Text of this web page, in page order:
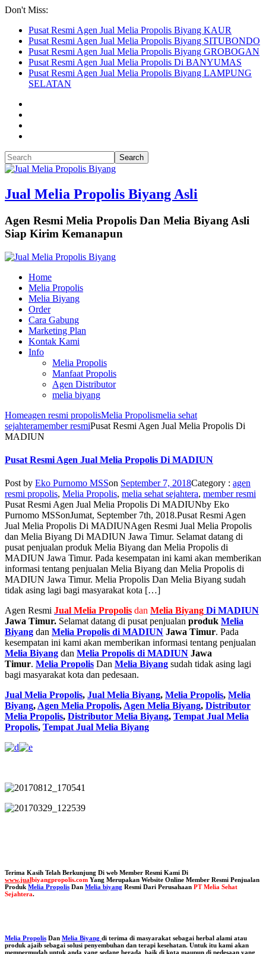
Don't Miss:
Pusat Resmi Agen Jual Melia Propolis Biyang KAUR
Pusat Resmi Agen Jual Melia Propolis Biyang SITUBONDO
Pusat Resmi Agen Jual Melia Propolis Biyang GROBOGAN
Pusat Resmi Agen Jual Melia Propolis Di BANYUMAS
Pusat Resmi Agen Jual Melia Propolis Biyang LAMPUNG
SELATAN
Jual Melia Propolis Biyang Asli
Agen Resmi Melia Propolis Dan Melia Biyang Asli
Siap Kirim Kemanapun
Home
Melia Propolis
Melia Biyang
Order
Cara Gabung
Marketing Plan
Kontak Kami
Info
Melia Propolis
Manfaat Propolis
Agen Distributor
melia biyang
Homeagen resmi propolisMelia Propolismelia sehat
sejahteramember resmiPusat Resmi Agen Jual Melia Propolis Di
MADIUN
Pusat Resmi Agen Jual Melia Propolis Di MADIUN
Post by Eko Purnomo MSSon September 7, 2018Category : agen
resmi propolis, Melia Propolis, melia sehat sejahtera, member resmi
Pusat Resmi Agen Jual Melia Propolis Di MADIUNby Eko
Purnomo MSSonJumat, September 7th, 2018.Pusat Resmi Agen
Jual Melia Propolis Di MADIUNAgen Resmi Jual Melia Propolis
dan Melia Biyang Di MADIUN Jawa Timur. Selamat datang di
pusat penjualan produk Melia Biyang dan Melia Propolis di
MADIUN Jawa Timur. Pada kesempatan ini kami akan memberikan
informasi tentang penjualan Melia Biyang dan Melia Propolis di
MADIUN Jawa Timur. Melia Propolis Dan Melia Biyang sudah
tidak asing lagi bagi masyarakat kota […]
Agen Resmi Jual Melia Propolis dan Melia Biyang Di MADIUN
Jawa Timur. Selamat datang di pusat penjualan produk Melia
Biyang dan Melia Propolis di MADIUN Jawa Timur. Pada
kesempatan ini kami akan memberikan informasi tentang penjualan
Melia Biyang dan Melia Propolis di MADIUN Jawa
Timur. Melia Propolis Dan Melia Biyang sudah tidak asing lagi
bagi masyarakat kota dan pedesaan.
Jual Melia Propolis, Jual Melia Biyang, Melia Propolis, Melia
Biyang, Agen Melia Propolis, Agen Melia Biyang, Distributor
Melia Propolis, Distributor Melia Biyang, Tempat Jual Melia
Propolis, Tempat Jual Melia Biyang
Terima Kasih Telah Berkunjung Di web Member Resmi Kami Di
www.jualbiyangpropolis.com Yang Merupakan Website Online Member Resmi Penjualan
Produk Melia Propolis Dan Melia biyang Resmi Dari Perusahaan PT Melia Sehat
Sejahtera.
Melia Propolis Dan Melia Biyang di terima di masyarakat sebagai herbal alami atau
produk ajaib sebagai solusi penyembuhan dan terapi kesehatan. Untuk itu kami akan
mempermudah untuk anda yang sedang berada baik di kota maupun di pedesaan yang